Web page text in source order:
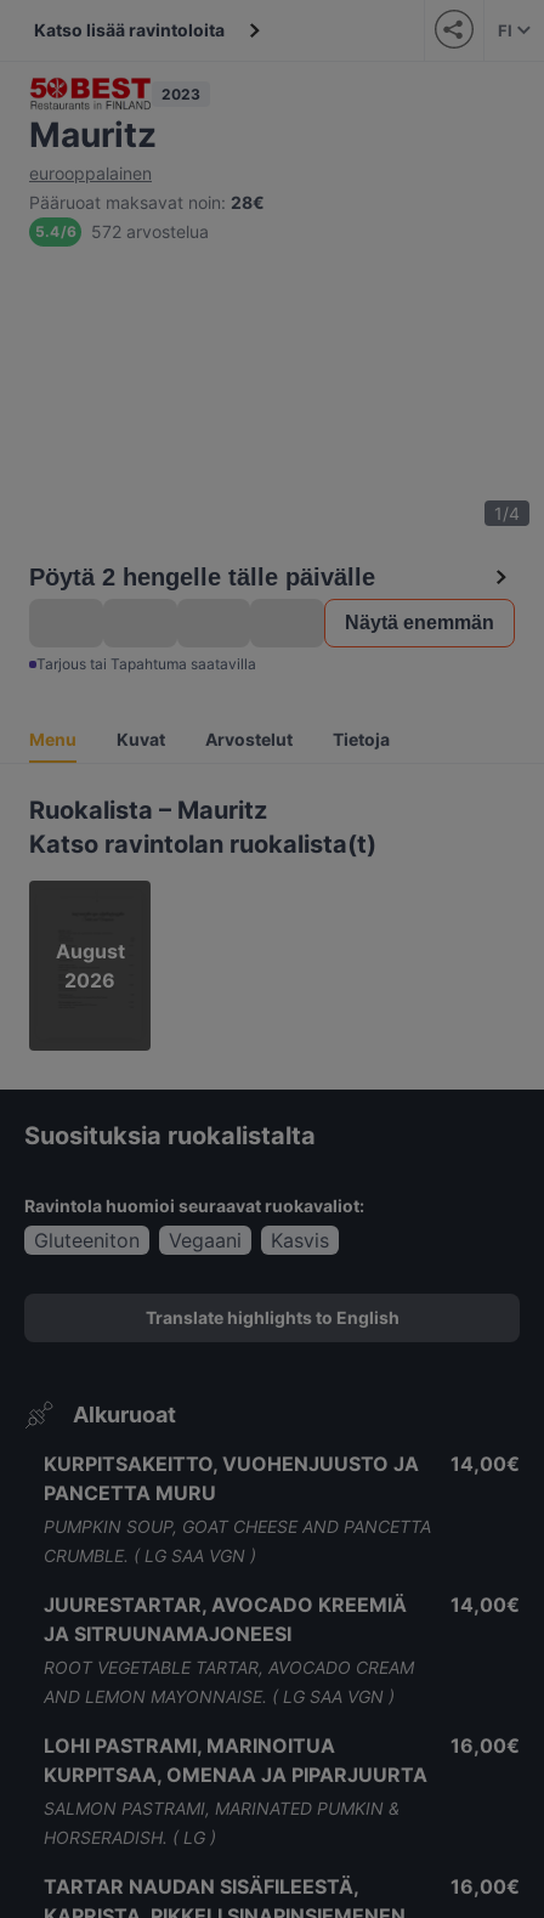
Katso lisää ravintoloita FI
2023
Mauritz
eurooppalainen
Pääruoat maksavat noin: 28€
5.4/6 572 arvostelua
1/4
Pöytä 2 hengelle tälle päivälle
Näytä enemmän
Tarjous tai Tapahtuma saatavilla
Menu Kuvat Arvostelut Tietoja
Ruokalista – Mauritz
Katso ravintolan ruokalista(t)
August
2026
Suosituksia ruokalistalta
Ravintola huomioi seuraavat ruokavaliot:
Gluteeniton Vegaani Kasvis
Translate highlights to English
Alkuruoat
KURPITSAKEITTO, VUOHENJUUSTO JA
PANCETTA MURU
PUMPKIN SOUP, GOAT CHEESE AND PANCETTA
CRUMBLE. ( LG SAA VGN )
14,00€
JUURESTARTAR, AVOCADO KREEMIÄ
JA SITRUUNAMAJONEESI
ROOT VEGETABLE TARTAR, AVOCADO CREAM
AND LEMON MAYONNAISE. ( LG SAA VGN )
14,00€
LOHI PASTRAMI, MARINOITUA
KURPITSAA, OMENAA JA PIPARJUURTA
SALMON PASTRAMI, MARINATED PUMKIN &
HORSERADISH. ( LG )
16,00€
TARTAR NAUDAN SISÄFILEESTÄ,
16,00€